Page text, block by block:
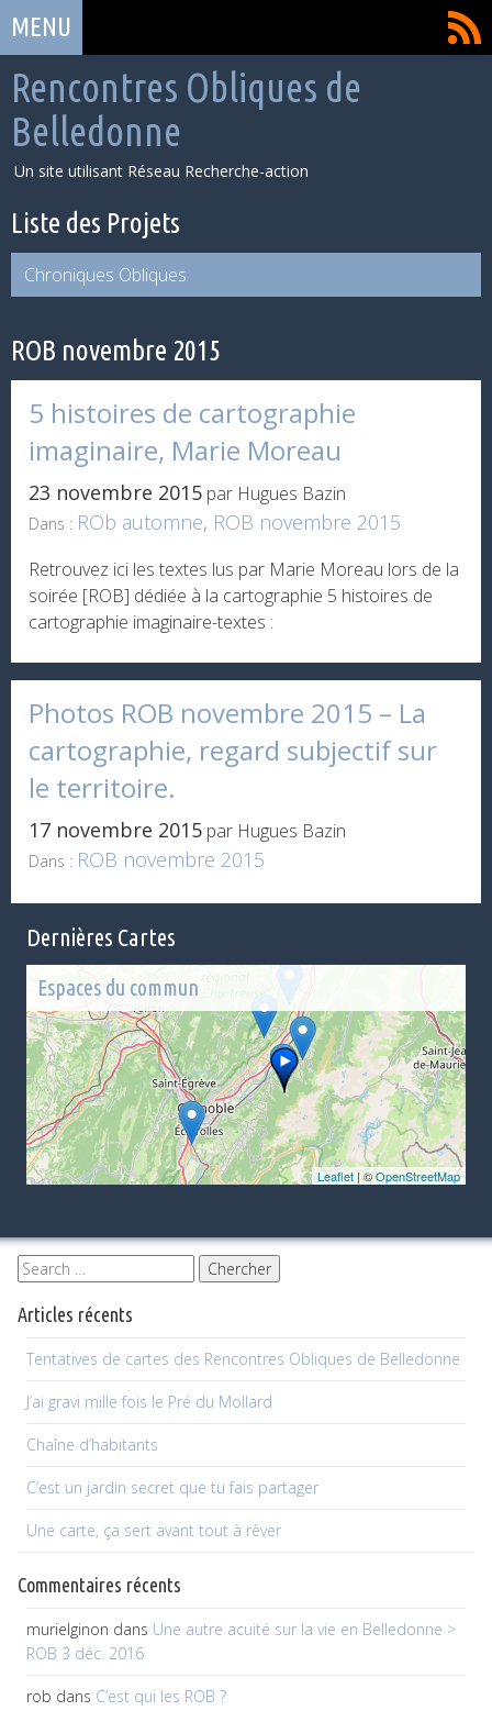
Rencontres Obliques de
Belledonne
Un site utilisant Réseau Recherche-action
MENU
FLux
RSS
Liste des Projets
Chroniques Obliques
ROB novembre 2015
5 histoires de cartographie
imaginaire, Marie Moreau
23 novembre 2015 par Hugues Bazin
Dans : ROb automne, ROB novembre 2015
Retrouvez ici les textes lus par Marie Moreau lors de la
soirée [ROB] dédiée à la cartographie 5 histoires de
cartographie imaginaire-textes :
Photos ROB novembre 2015 – La
cartographie, regard subjectif sur
le territoire.
17 novembre 2015 par Hugues Bazin
Dans : ROB novembre 2015
Dernières Cartes
Espaces du commun
Leaflet | ©OpenStreetMap
Articles récents
Tentatives de cartes des Rencontres Obliques de Belledonne
J’ai gravi mille fois le Pré du Mollard
Chaîne d’habitants
C’est un jardin secret que tu fais partager
Une carte, ça sert avant tout à rêver
Commentaires récents
murielginon dans Une autre acuité sur la vie en Belledonne >
ROB 3 déc. 2016
rob dans C’est qui les ROB ?